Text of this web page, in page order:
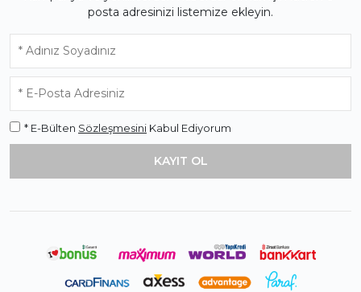
posta adresinizi listemize ekleyin.
* E-Bülten Sözleşmesini Kabul Ediyorum